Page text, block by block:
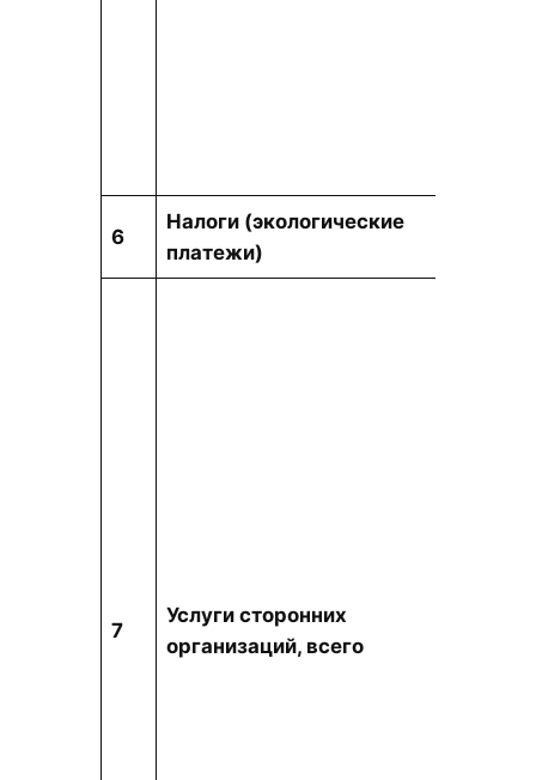
6
Налоги (экологические
платежи)
7
Услуги сторонних
организаций, всего